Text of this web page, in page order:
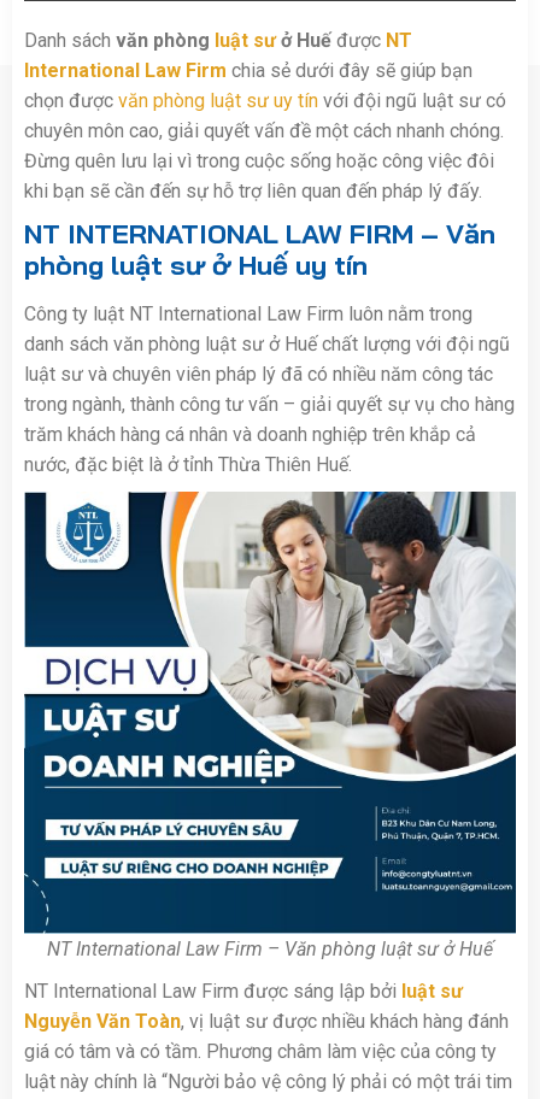
Danh sách văn phòng luật sưở Huếđược NT
International Law Firm chia sẻ dưới đây sẽ giúp bạn
chọn được văn phòng luật sư uy tín với đội ngũ luật sư có
chuyên môn cao, giải quyết vấn đề một cách nhanh chóng.
Đừng quên lưu lại vì trong cuộc sống hoặc công việc đôi
khi bạn sẽ cần đến sự hỗ trợ liên quan đến pháp lý đấy.
NT INTERNATIONAL LAW FIRM – Văn
phòng luật sư ở Huế uy tín
Công ty luật NT International Law Firm luôn nằm trong
danh sách văn phòng luật sư ở Huế chất lượng với đội ngũ
luật sư và chuyên viên pháp lý đã có nhiều năm công tác
trong ngành, thành công tư vấn – giải quyết sự vụ cho hàng
trăm khách hàng cá nhân và doanh nghiệp trên khắp cả
nước, đặc biệt là ở tỉnh Thừa Thiên Huế.
NT International Law Firm – Văn phòng luật sư ở Huế
NT International Law Firm được sáng lập bởi luật sư
Nguyễn Văn Toàn, vị luật sư được nhiều khách hàng đánh
giá có tâm và có tầm. Phương châm làm việc của công ty
luật này chính là “Người bảo vệ công lý phải có một trái tim